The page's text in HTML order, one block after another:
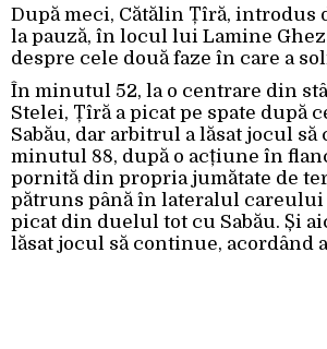
După meci, Cătălin Țîră, introdus
la pauză, în locul lui Lamine
despre cele două faze în care a
În minutul 52, la o centrare din
Stelei, Țîră a picat pe spate după
Sabău, dar arbitrul a lăsat jocul
minutul 88, după o acțiune în
pornită din propria jumătate de
pătruns până în lateralul careului
picat din duelul tot cu Sabău. Și
lăsat jocul să continue, acordând